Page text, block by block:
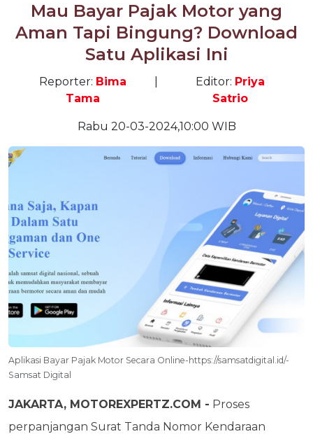
Mau Bayar Pajak Motor yang
Aman Tapi Bingung? Download
Satu Aplikasi Ini
Reporter: Bima
Tama
Editor: Priya
Satrio
Rabu 20-03-2024,10:00 WIB
Aplikasi Bayar Pajak Motor Secara Online-https://samsatdigital.id/-
Samsat Digital
JAKARTA, MOTOREXPERTZ.COM - Proses
perpanjangan Surat Tanda Nomor Kendaraan